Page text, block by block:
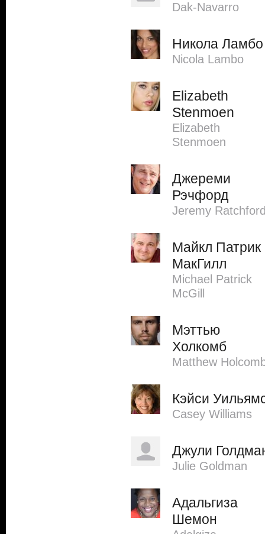
Dak-Navarro
Никола Ламбо
Nicola Lambo
Elizabeth
Stenmoen
Elizabeth
Stenmoen
Джереми
Рэчфорд
Jeremy
Майкл Патрик
МакГилл
Michael Patrick
McGill
Мэттью
Холкомб
Matthew
Кэйси
Casey Williams
Джули
Julie Goldman
Адальгиза
Шемон